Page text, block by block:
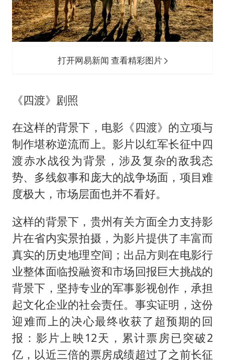
打开网易新闻 查看精彩图片
《四渡》剧照
在这样的背景下，电影《四渡》的立项与
制作堪称逆流而上。影片以红军长征中四
渡赤水战役为背景，涉及复杂的敌我态
势、多线叙事和庞大的战争场面，项目难
度极大，市场层面也并不看好。
这样的背景下，贵州有关方面全力支持影
片在省内实景拍摄，为影片提供了丰富而
真实的历史地理空间；出品方则在电影行
业整体面临投融资和市场回报巨大挑战的
背景下，坚持专业的军事影视创作，承担
起文化企业的社会责任。事实证明，这份
迎难而上的决心最终收获了超预期的回
报：影片上映12天，累计票房已突破2
亿，以近三倍的票房成绩超过了之前长征